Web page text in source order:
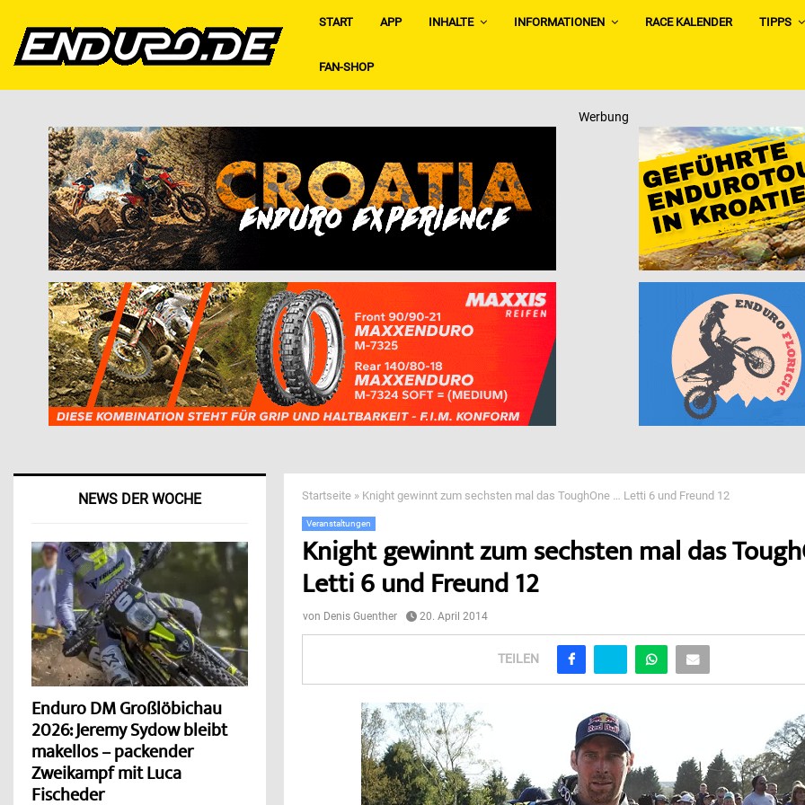
START APP INHALTE INFORMATIONEN RACE KALENDER TIPPS
FAN-SHOP
Werbung
Startseite » Knight gewinnt zum sechsten mal das ToughOne … Letti 6 und Freund 12
Veranstaltungen
Knight gewinnt zum sechsten mal das
Letti 6 und Freund 12
von Denis Guenther 20. April 2014
TEILEN
NEWS DER WOCHE
Enduro DM Großlöbichau
2026: Jeremy Sydow bleibt
makellos – packender
Zweikampf mit Luca
Fischeder